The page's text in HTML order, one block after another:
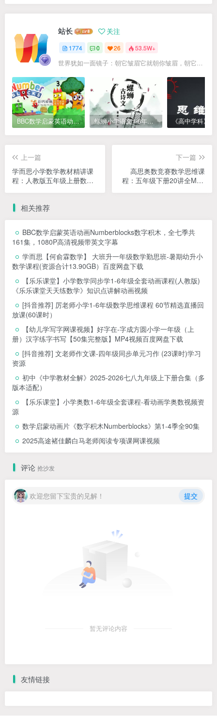
站长 关注
1774 0 26 53.5W+
世界犹如一面镜子：朝它皱眉它就朝你皱眉，朝它微笑它也吵你微笑
BBC数学启蒙英语动画Numberblocks数字积木，全七季共161集，1080P高清视频带英文字幕 螺蛳小学语文1-6年级《小学古诗文》课程视频
上一篇
学而思小学数学教材精讲课
程：人教版五年级上册数学
下一篇
高思奥数竞赛数学思维课
程：五年级下册20讲全MP4
相关推荐
BBC数学启蒙英语动画Numberblocks数字积木，全七季共
161集，1080P高清视频带英文字幕
学而思【何俞霖数学】 大班升一年级数学勤思班-暑期幼升小
数学课程(资源合计13.90GB）百度网盘下载
【乐乐课堂】小学数学同步学1-6年级全套动画课程(人教版)
《乐乐课堂天天练数学》知识点讲解动画视频
[抖音推荐] 厉老师小学1-6年级数学思维课程 60节精选直播回
放课(60课时）
【幼儿学写字网课视频】好字在-字成方圆小学一年级（上
册）汉字练字书写【50集完整版】MP4视频百度网盘下载
[抖音推荐] 文老师作文课-四年级同步单元习作 (23课时)学习
资源
初中《中学教材全解》2025-2026七八九年级上下册合集（多
版本适配）
【乐乐课堂】小学奥数1-6年级全套课程-看动画学奥数视频资
源
数学启蒙动画片《数字积木Numberblocks》第1-4季全90集
2025高途褚佳麟白马老师阅读专项课网课视频
评论 抢沙发
欢迎您留下宝贵的见解！ 提交
暂无评论内容
友情链接